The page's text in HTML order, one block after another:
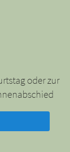
oder zur